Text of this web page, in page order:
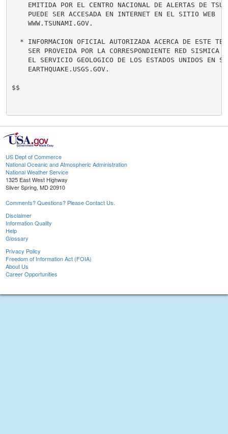
EMITIDA POR EL CENTRO NACIONAL DE ALERTAS DE
    PUEDE SER ACCESADA EN INTERNET EN EL SITIO WEB
    WWW.TSUNAMI.GOV.
* INFORMACION OFICIAL AUTORIZADA ACERCA DE ESTE
SER PROVEIDA POR LA CORRESPONDIENTE RED SISMICA
EL SERVICIO GEOLOGICO DE LOS ESTADOS UNIDOS EN
    EARTHQUAKE.USGS.GOV.
$$
US Dept of Commerce
National Oceanic and Atmospheric Administration
National Weather Service
1325 East West Highway
Silver Spring, MD 20910
Comments? Questions? Please Contact Us.
Disclaimer
Information Quality
Help
Glossary
Privacy Policy
Freedom of Information Act (FOIA)
About Us
Career Opportunities